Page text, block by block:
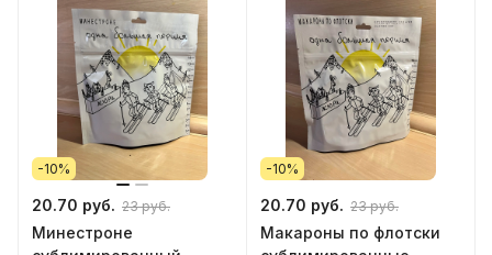
-10%
20.70 руб. 23 руб.
Минестроне
-10%
20.70 руб. 23 руб.
Макароны по флотски